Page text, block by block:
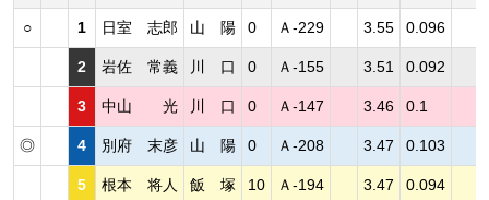
○ 1 日室 志郎 山 陽 0 Ａ-229 3.55 0.096
2 岩佐 常義 川 口 0 Ａ-155 3.51 0.092
3 中山 光 川 口 0 Ａ-147 3.46 0.1
◎ 4 別府 末彦 山 陽 0 Ａ-208 3.47 0.103
5 根本 将人 飯 塚 10 Ａ-194 3.47 0.094